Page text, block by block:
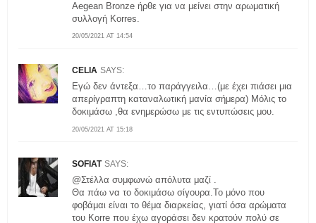
20/05/2021 AT 14:54
Aegean Bronze ήρθε για να μείνει στην αρωματική
συλλογή Korres.
CELIA SAYS:
20/05/2021 AT 15:18
Eγώ δεν άντεξα…το παράγγειλα…(με έχει πιάσει μια
απερίγραπτη καταναλωτική μανία σήμερα) Μόλις το
δοκιμάσω ,θα ενημερώσω με τις εντυπώσεις μου.
SOFIAT SAYS:
@Στέλλα συμφωνώ απόλυτα μαζί .
Θα πάω να το δοκιμάσω σίγουρα.Το μόνο που
φοβάμαι είναι το θέμα διαρκείας, γιατί όσα αρώματα
του Κorre που έχω αγοράσει δεν κρατούν πολύ σε